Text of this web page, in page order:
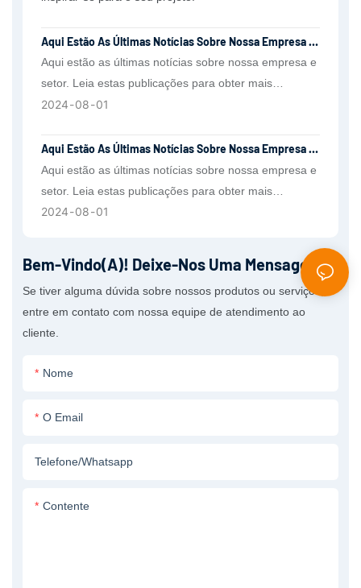
Aqui Estão As Últimas Notícias Sobre Nossa Empresa E
Setor.
Aqui estão as últimas notícias sobre nossa empresa e
setor. Leia estas publicações para obter mais
informações sobre os produtos.
2024 08 01
Aqui Estão As Últimas Notícias Sobre Nossa Empresa E
Setor.
Aqui estão as últimas notícias sobre nossa empresa e
setor. Leia estas publicações para obter mais
informações sobre os produtos.
2024 08 01
Bem-Vindo(a)! Deixe-Nos Uma Mensagem.
Se tiver alguma dúvida sobre nossos produtos ou serviços,
entre em contato com nossa equipe de atendimento ao
cliente.
Nome
O Email
Telefone/whatsapp
Contente